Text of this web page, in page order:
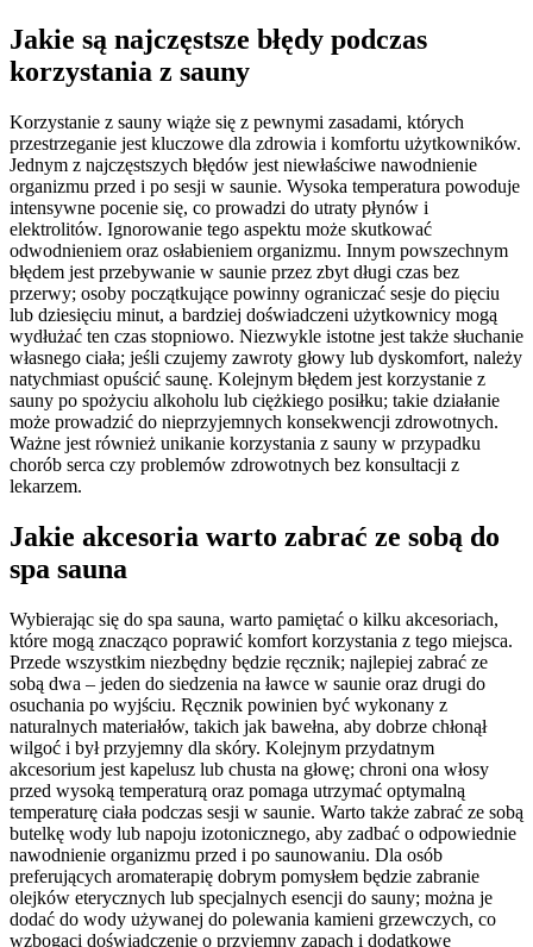
Jakie są najczęstsze błędy podczas
korzystania z sauny
Korzystanie z sauny wiąże się z pewnymi zasadami, których
przestrzeganie jest kluczowe dla zdrowia i komfortu użytkowników.
Jednym z najczęstszych błędów jest niewłaściwe nawodnienie
organizmu przed i po sesji w saunie. Wysoka temperatura powoduje
intensywne pocenie się, co prowadzi do utraty płynów i
elektrolitów. Ignorowanie tego aspektu może skutkować
odwodnieniem oraz osłabieniem organizmu. Innym powszechnym
błędem jest przebywanie w saunie przez zbyt długi czas bez
przerwy; osoby początkujące powinny ograniczać sesje do pięciu
lub dziesięciu minut, a bardziej doświadczeni użytkownicy mogą
wydłużać ten czas stopniowo. Niezwykle istotne jest także słuchanie
własnego ciała; jeśli czujemy zawroty głowy lub dyskomfort, należy
natychmiast opuścić saunę. Kolejnym błędem jest korzystanie z
sauny po spożyciu alkoholu lub ciężkiego posiłku; takie działanie
może prowadzić do nieprzyjemnych konsekwencji zdrowotnych.
Ważne jest również unikanie korzystania z sauny w przypadku
chorób serca czy problemów zdrowotnych bez konsultacji z
lekarzem.
Jakie akcesoria warto zabrać ze sobą do
spa sauna
Wybierając się do spa sauna, warto pamiętać o kilku akcesoriach,
które mogą znacząco poprawić komfort korzystania z tego miejsca.
Przede wszystkim niezbędny będzie ręcznik; najlepiej zabrać ze
sobą dwa – jeden do siedzenia na ławce w saunie oraz drugi do
osuchania po wyjściu. Ręcznik powinien być wykonany z
naturalnych materiałów, takich jak bawełna, aby dobrze chłonął
wilgoć i był przyjemny dla skóry. Kolejnym przydatnym
akcesorium jest kapelusz lub chusta na głowę; chroni ona włosy
przed wysoką temperaturą oraz pomaga utrzymać optymalną
temperaturę ciała podczas sesji w saunie. Warto także zabrać ze sobą
butelkę wody lub napoju izotonicznego, aby zadbać o odpowiednie
nawodnienie organizmu przed i po saunowaniu. Dla osób
preferujących aromaterapię dobrym pomysłem będzie zabranie
olejków eterycznych lub specjalnych esencji do sauny; można je
dodać do wody używanej do polewania kamieni grzewczych, co
wzbogaci doświadczenie o przyjemny zapach i dodatkowe